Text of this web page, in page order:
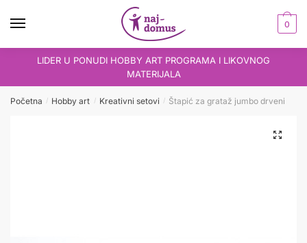
0
LIDER U PONUDI HOBBY ART PROGRAMA I LIKOVNOG
MATERIJALA
Početna / Hobby art / Kreativni setovi / Štapić za grataž jumbo drveni